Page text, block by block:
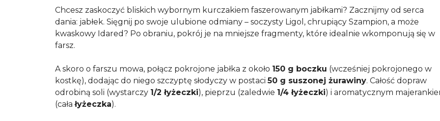
Chcesz zaskoczyć bliskich wybornym kurczakiem faszerowanym jabłkami? Zacznijmy od serca
dania: jabłek. Sięgnij po swoje ulubione odmiany – soczysty Ligol, chrupiący Szampion, a może
kwaskowy Idared? Po obraniu, pokrój je na mniejsze fragmenty, które idealnie wkomponują się w
farsz.
A skoro o farszu mowa, połącz pokrojone jabłka z około 150 g boczku (wcześniej pokrojonego w
kostkę), dodając do niego szczyptę słodyczy w postaci50 g suszonej żurawiny. Całość dopraw
odrobiną soli (wystarczy 1/2 łyżeczki), pieprzu (zaledwie 1/4 łyżeczki) i aromatycznym
(całałyżeczka).